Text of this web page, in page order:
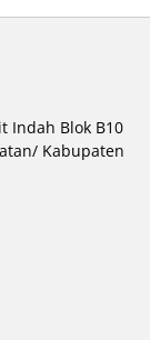
Indah Blok B10
Kabupaten